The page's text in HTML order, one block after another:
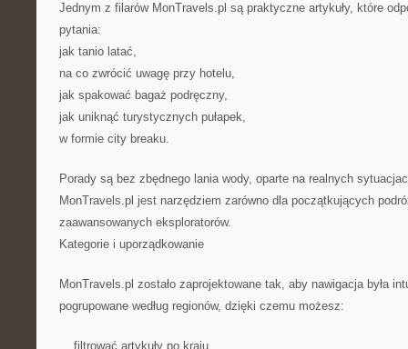
Jednym z filarów MonTravels.pl są praktyczne artykuły, które
pytania:
jak tanio latać,
na co zwrócić uwagę przy hotelu,
jak spakować bagaż podręczny,
jak uniknąć turystycznych pułapek,
w formie city breaku.
Porady są bez zbędnego lania wody, oparte na realnych
MonTravels.pl jest narzędziem zarówno dla początkujących
zaawansowanych eksploratorów.
Kategorie i uporządkowanie
MonTravels.pl zostało zaprojektowane tak, aby nawigacja była
pogrupowane według regionów, dzięki czemu możesz:
filtrować artykuły po kraju,